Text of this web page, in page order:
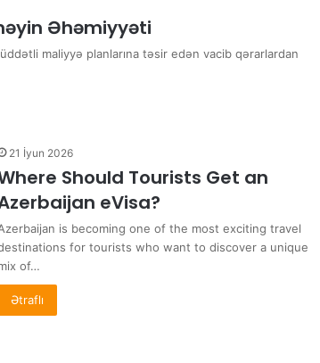
Əhəmiyyəti
maliyyə planlarına təsir edən vacib qərarlardan
21 İyun 2026
Should Tourists Get an
eVisa?
is becoming one of the most exciting travel
for tourists who want to discover a unique
of…
Ətraflı